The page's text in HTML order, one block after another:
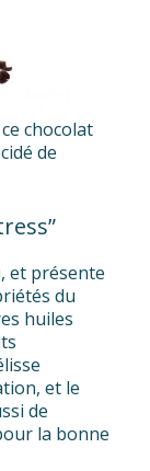
chocolat
de
et présente
du
huiles
et le
de
la bonne